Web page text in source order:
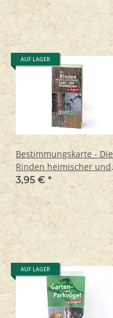
AUF LAGER
Bestimmungskarte - Die
Rinden heimischer und
kultivierter Laub- und
Nadelbäume
3,95 € *
AUF LAGER